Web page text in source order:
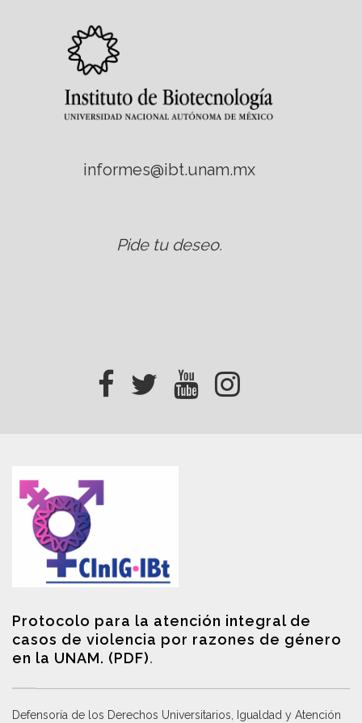
informes@ibt.unam.mx
Pide tu deseo.
Protocolo para la atención integral de
casos de violencia por razones de género
en la UNAM. (PDF).
Defensoría de los Derechos Universitarios, Igualdad y Atención